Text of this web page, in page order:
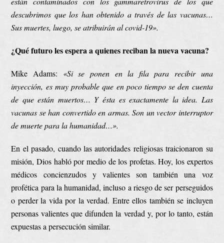
descubrimos que los han obtenido a través de las vacunas…
Sus muertes, luego, se atribuirán al covid-19».
¿Qué futuro les espera a quienes reciban la nueva vacuna?
Mike Adams: «Si se ponen en la fila para recibir una
inyección, es muy probable que en poco tiempo se den cuenta
de que están muertos… Y ésta es exactamente la idea. Las
vacunas se han convertido en armas. Son un vector interruptor
de muerte para la humanidad…».
En el pasado, cuando las autoridades religiosas traicionaron su
misión, Dios habló por medio de los profetas. Hoy, los expertos
médicos concienzudos y valientes son también una voz
profética para la humanidad, incluso a riesgo de ser perseguidos
o perder la vida por la verdad. Entre ellos también se incluyen
personas valientes que difunden la verdad y, por lo tanto, están
expuestas a persecución similar.